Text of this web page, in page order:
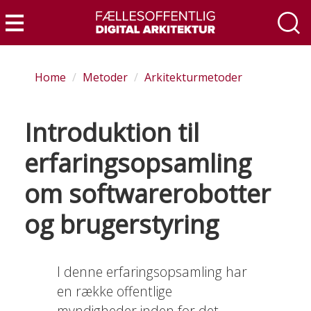
to
main
content
Menu
Home Metoder Arkitekturmetoder
Introduktion til
erfaringsopsamling
om softwarerobotter
og brugerstyring
I denne erfaringsopsamling har
en række offentlige